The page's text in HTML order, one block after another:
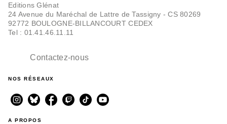
Editions Glénat
24 Avenue du Maréchal de Lattre de Tassigny - CS 80269
92772 BOULOGNE-BILLANCOURT CEDEX
Tel : 01.41.46.11.11
Contactez-nous
NOS RÉSEAUX
A PROPOS